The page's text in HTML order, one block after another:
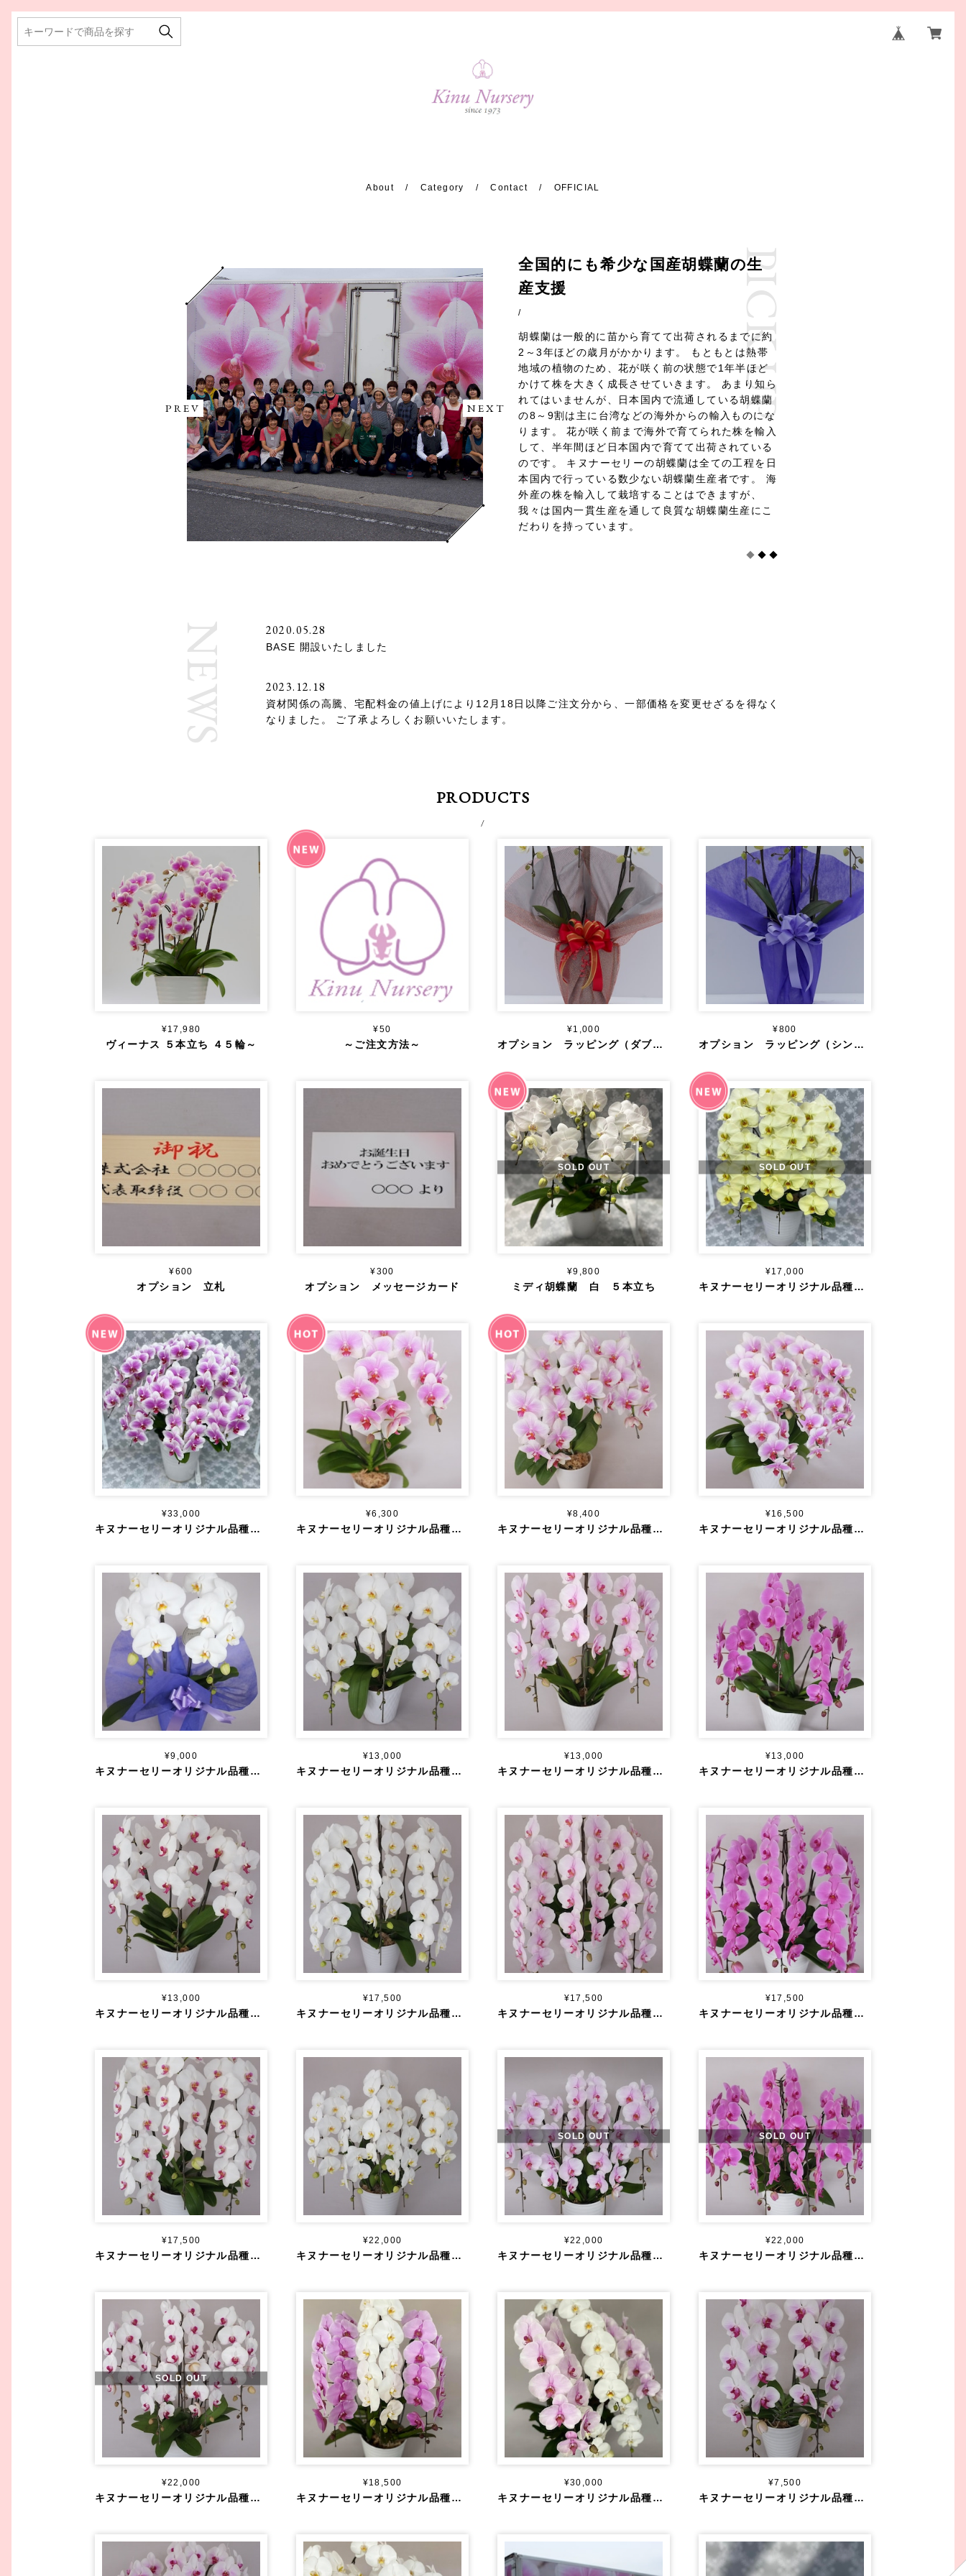
About Category Contact OFFICIAL
PICK UP
PREV
全国的にも希少な国産胡蝶蘭の生
産支援
胡蝶蘭は一般的に苗から育てて出荷されるまでに約
2～3年ほどの歳月がかかります。 もともとは熱帯
地域の植物のため、花が咲く前の状態で1年半ほど
かけて株を大きく成長させていきます。 あまり知ら
れてはいませんが、日本国内で流通している胡蝶蘭
の8～9割は主に台湾などの海外からの輸入ものにな
ります。 花が咲く前まで海外で育てられた株を輸入
して、半年間ほど日本国内で育てて出荷されている
のです。 キヌナーセリーの胡蝶蘭は全ての工程を日
本国内で行っている数少ない胡蝶蘭生産者です。 海
外産の株を輸入して栽培することはできますが、
我々は国内一貫生産を通して良質な胡蝶蘭生産にこ
だわりを持っています。
理念-Philosophy-
弊社キヌナーセリーは、１９７３年から栃木県宇都
宮市で胡蝶蘭作りを開始しました。 創案したグルー
プ企業の連携によるリレー栽培方式により、完全国
内産で最高品質の胡蝶蘭を年間を通じて生産・出
荷・販売している生産者です。 キヌナーセリーの胡
蝶蘭は、数多くのオリジナル品種があります。 花持
ちの良さ、花の付き方、花の大きさ等非常に品質が
高く、特別な日の贈り物としてご愛顧いただける胡
蝶蘭を作り続けています。 そのことから、過去に
「天皇杯」や「内閣総理大臣賞」などの受賞歴もあ
ります。
こだわり-Products-
胡蝶蘭は徹底した温度・湿度・光の管理が品質に大
きく影響します。品質を求めると例え歳月がかかっ
たとしても最初から携わり、育成をコントロール出
来るほうが望ましいという想いがあるからです。 そ
のためグループ会社と連携して徹底した品質管理の
元、手間暇をかけて胡蝶蘭作りに専念しておりま
す。
NEXT
NEWS 2020.05.28
BASE 開設いたしました
2023.12.18
資材関係の高騰、宅配料金の値上げにより12月18日以降ご注文分から、一部価格を変更せざるを得なく
なりました。 ご了承よろしくお願いいたします。
PRODUCTS
¥17,980
ヴィーナス ５本立ち ４５輪～
¥50
～ご注文方法～
¥1,000
オプション ラッピング（ダブル）
¥800
オプション ラッピング（シングル）
¥600
オプション 立札
¥300
オプション メッセージカード
SOLD OUT
¥9,800
ミディ胡蝶蘭 白 ５本立ち
SOLD OUT
¥17,000
キヌナーセリーオリジナル品種 大輪 黄色 ３本立ち ４０輪～
¥33,000
キヌナーセリーオリジナル品種 ヴィーナス 8本立ち 70輪以上～
¥6,300
キヌナーセリーオリジナル品種 ヴィーナス ２本立ち １８輪以上～
¥8,400
キヌナーセリーオリジナル品種 ヴィーナス ３本立ち ２2輪以上～
¥16,500
キヌナーセリーオリジナル品種 ヴィーナス ５本立ち ３５輪以上～
¥9,000
キヌナーセリーオリジナル品種 大輪 白 ２本立ち ２０輪～ 仏供えラッピング込み
¥13,000
キヌナーセリーオリジナル品種 大輪 白 ３本立ち ３０輪～
¥13,000
キヌナーセリーオリジナル品種 大輪 淡ピンク ３本立ち ３０輪～
¥13,000
キヌナーセリーオリジナル品種 大輪 濃ピンク ３本立ち ３０輪～
¥13,000
キヌナーセリーオリジナル品種 大輪 白赤 ３本立ち ３０輪～
¥17,500
キヌナーセリーオリジナル品種 大輪 白 ３本立ち ４０輪～
¥17,500
キヌナーセリーオリジナル品種 大輪 淡ピンク ３本立ち ４０輪～
¥17,500
キヌナーセリーオリジナル品種 大輪 濃ピンク ３本立ち ４０輪～
¥17,500
キヌナーセリーオリジナル品種 大輪 白赤 ３本立ち ４０輪～
¥22,000
キヌナーセリーオリジナル品種 大輪 白 ５本立ち ５０輪～
SOLD OUT
¥22,000
キヌナーセリーオリジナル品種 大輪 淡ピンク ５本立ち ５０輪～
SOLD OUT
¥22,000
キヌナーセリーオリジナル品種 大輪 濃ピンク ５本立ち ５０輪～
SOLD OUT
¥22,000
キヌナーセリーオリジナル品種 大輪 白赤 ５本立ち ５０輪～
¥18,500
キヌナーセリーオリジナル品種 大輪 白×ピンクMIX ３本立ち ４０輪～
¥30,000
キヌナーセリーオリジナル品種 大輪 白×ピンクMIX 5本立ち 6０輪～
¥7,500
キヌナーセリーオリジナル品種 トキメキ ２本立ち ２０輪以上～